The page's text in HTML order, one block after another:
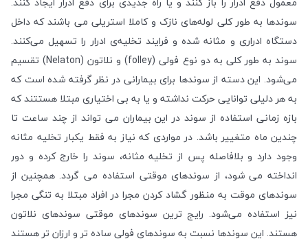
سوند‌ها به طور کلی لوله‌‌های نازک و کاملا استریلی می‌ باشند که داخل
دستگاه ادراری و مثانه شده و فرایند تخلیه‌ی ادرار را تسهیل می‌‌کنند.
سوند به طور کلی به دو نوع فولی (folley) و نلاتون (Nelaton) تقسیم
می‌شود. این دسته از سوندها برای بیمارانی در نظر گرفته شده است که
به هر دلیلی توانایی حرکت نداشته و یا به بی اختیاری مبتلا هستتند که
بازه زمانی استفاده از سوند در این بیماران می تواند از چند ساعت تا
چندین ماه متغییر باشد. در مواردی که نیاز به فقط یکبار تخلیه مثانه
وجود دارد و بلافاصله پس از تخلیه مثانه، سوند را خارج کرده و دور
انداخته می شود، از سوندهای موقتی استفاده می گردد. همچنین از
سوندهای موقت به منظور گشاد کردن مجرا در افراد مبتلا به تنگی مجرا
نیز استفاده می‌شود. رایج ترین سوندهای موقتی سوندهای نلاتون
هستند. این سوندها نسبت به سوندهای فولی ساده تر و ارزان تر هستند